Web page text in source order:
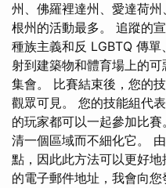
州、佛羅裡達州、愛達荷
根州的活動最多。 追蹤的
種族主義和反 LGBTQ 傳
射到建築物和體育場上的
集會。 比賽結束後，您的
觀眾可見。 您的技能組代
的玩家都可以一起參加比
清一個區域而不細化它。
點，因此此方法可以更好
的電子郵件地址，我會向您